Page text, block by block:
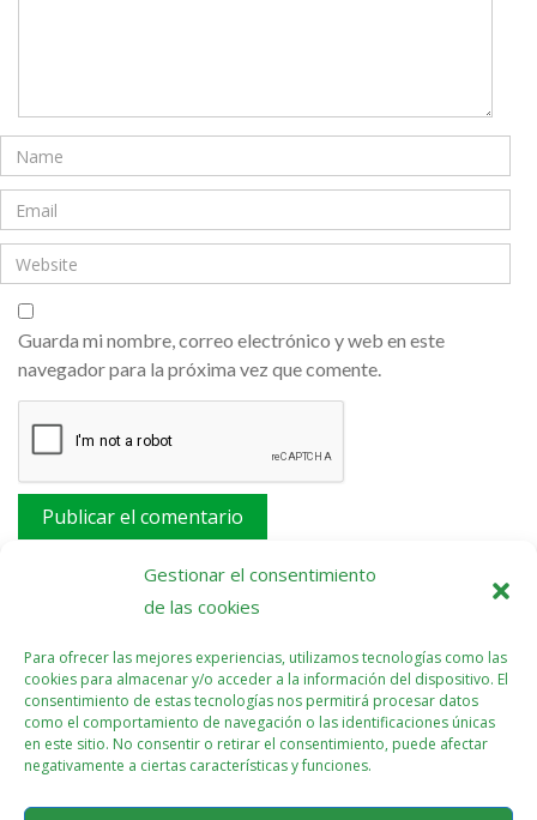
Gestionar el consentimiento
de las cookies
Para ofrecer las mejores experiencias, utilizamos tecnologías como las
cookies para almacenar y/o acceder a la información del dispositivo. El
consentimiento de estas tecnologías nos permitirá procesar datos
como el comportamiento de navegación o las identificaciones únicas
en este sitio. No consentir o retirar el consentimiento, puede afectar
negativamente a ciertas características y funciones.
Guarda mi nombre, correo electrónico y web en este
navegador para la próxima vez que comente.
Este sitio usa Akismet para reducir el spam.Aprende
cómo se procesan los datos de tus comentarios.